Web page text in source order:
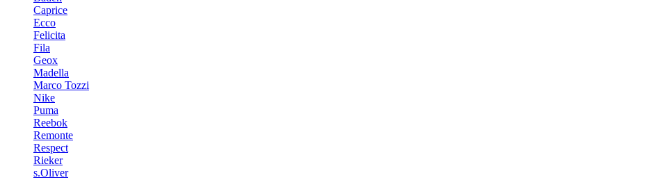
Caprice
Ecco
Felicita
Fila
Geox
Madella
Marco Tozzi
Nike
Puma
Reebok
Remonte
Respect
Rieker
s.Oliver